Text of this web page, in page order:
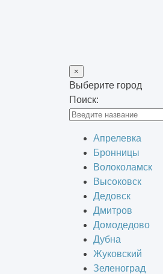
×
Выберите город
Поиск:
Апрелевка
Бронницы
Волоколамск
Высоковск
Дедовск
Дмитров
Домодедово
Дубна
Жуковский
Зеленоград